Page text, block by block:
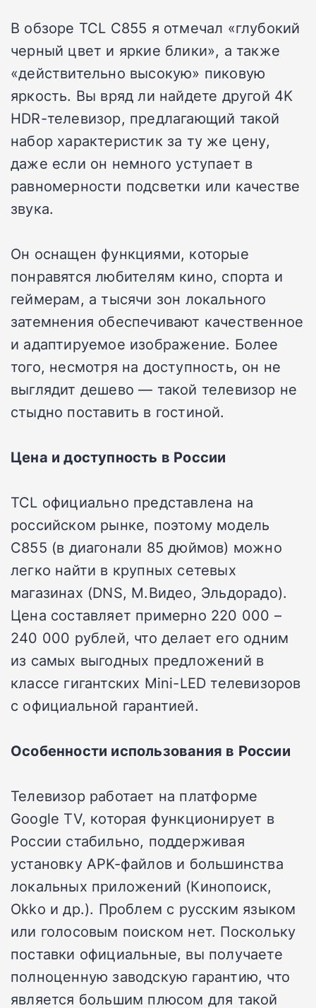
В обзоре TCL C855 я отмечал «глубокий
черный цвет и яркие блики», а также
«действительно высокую» пиковую
яркость. Вы вряд ли найдете другой 4K
HDR-телевизор, предлагающий такой
набор характеристик за ту же цену,
даже если он немного уступает в
равномерности подсветки или качестве
звука.
Он оснащен функциями, которые
понравятся любителям кино, спорта и
геймерам, а тысячи зон локального
затемнения обеспечивают качественное
и адаптируемое изображение. Более
того, несмотря на доступность, он не
выглядит дешево — такой телевизор не
стыдно поставить в гостиной.
Цена и доступность в России
TCL официально представлена на
российском рынке, поэтому модель
C855 (в диагонали 85 дюймов) можно
легко найти в крупных сетевых
магазинах (DNS, М.Видео, Эльдорадо).
Цена составляет примерно 220 000 –
240 000 рублей, что делает его одним
из самых выгодных предложений в
классе гигантских Mini-LED телевизоров
с официальной гарантией.
Особенности использования в России
Телевизор работает на платформе
Google TV, которая функционирует в
России стабильно, поддерживая
установку APK-файлов и большинства
локальных приложений (Кинопоиск,
Okko и др.). Проблем с русским языком
или голосовым поиском нет. Поскольку
поставки официальные, вы получаете
полноценную заводскую гарантию, что
является большим плюсом для такой